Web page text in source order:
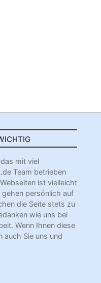
mit viel
Team betrieben
ist vielleicht
persönlich auf
die Seite stets zu
wie uns bei
Wenn Ihnen diese
auch Sie uns und